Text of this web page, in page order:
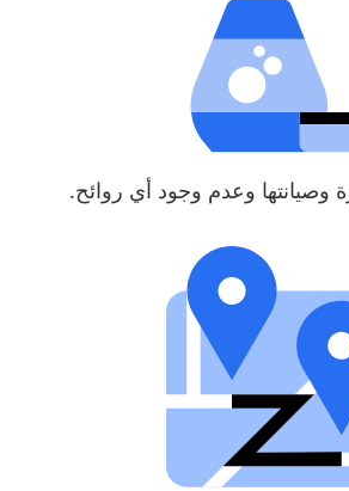
وصيانتها وعدم وجود أي روائح.